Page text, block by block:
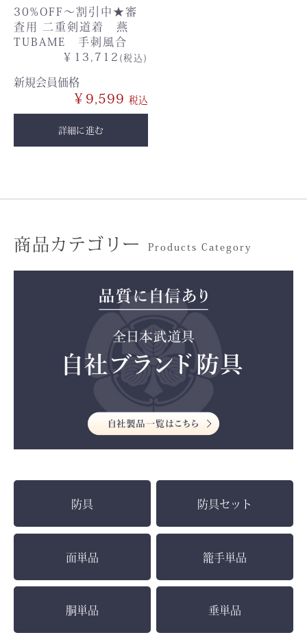
30%OFF〜割引中★審
査用 二重剣道着 燕
TUBAME 手刺風合
￥13,712 (税込)
新規会員価格
￥9,599
詳細に進む
商品カテゴリー Products Category
防具 防具セット
面単品 籠手単品
胴単品 垂単品